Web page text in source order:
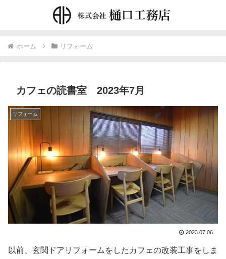
ホーム リフォーム
カフェの読書室 2023年7月
リフォーム
2023.07.06
以前、玄関ドアリフォームをしたカフェの改装工事をしま